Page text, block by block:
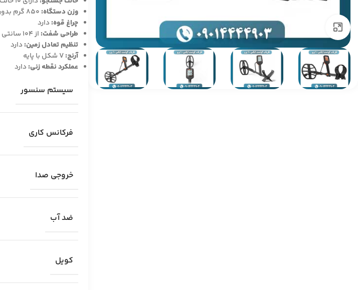
برای بزرگنمایی کلیک کنید
وزن دستگاه:
چراغ قوه: دارد
طراحی شفت: از 104 سانتی متر تا 55 سانتی متر (41 اینچ تا 22 اینچ)
تنظیم تعادل زمین: دارد
آرنج:
عملکرد نقطه زنی: دارد
سیستم سنسور
فرکانس کاری
خروجی صدا
ضد آب
کویل